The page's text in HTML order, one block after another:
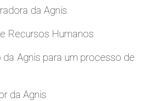
da Agnis
Recursos Humanos
da Agnis para um processo de
da Agnis